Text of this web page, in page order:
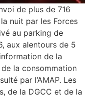
de plus de 716
nuit par les Forces
au parking de
aux alentours de 5
de la
la consommation
par l’AMAP. Les
de la DGCC et de la